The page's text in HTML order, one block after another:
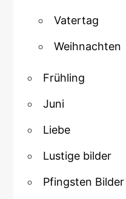
Vatertag
Weihnachten
Frühling
Juni
Liebe
Lustige bilder
Pfingsten Bilder